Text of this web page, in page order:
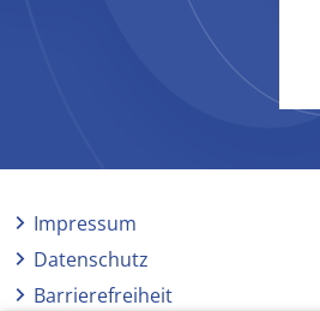
Impressum
Datenschutz
Barrierefreiheit